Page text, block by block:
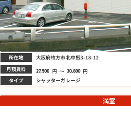
所在地 大阪府枚方市北中振3-18-12
月額賃料 27,500 円 ～ 30,800 円
タイプ シャッターガレージ
満室